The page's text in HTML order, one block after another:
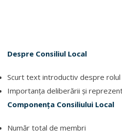
Despre Consiliul Local
Scurt text introductiv despre rolul
Importanța deliberării și
Componența Consiliului Local
Număr total de membri